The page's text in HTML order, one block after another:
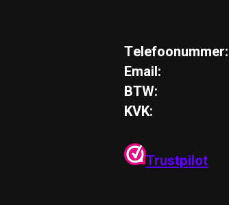
Telefoonummer:
Email:
BTW:
KVK:
Trustpilot